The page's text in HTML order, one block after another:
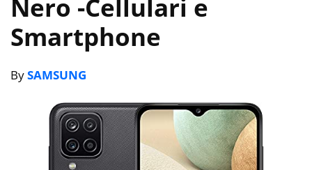
Nero -Cellulari e
Smartphone
BySAMSUNG